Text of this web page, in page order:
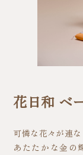
花日和 ベ
可憐な花々が連
あたたかな金の